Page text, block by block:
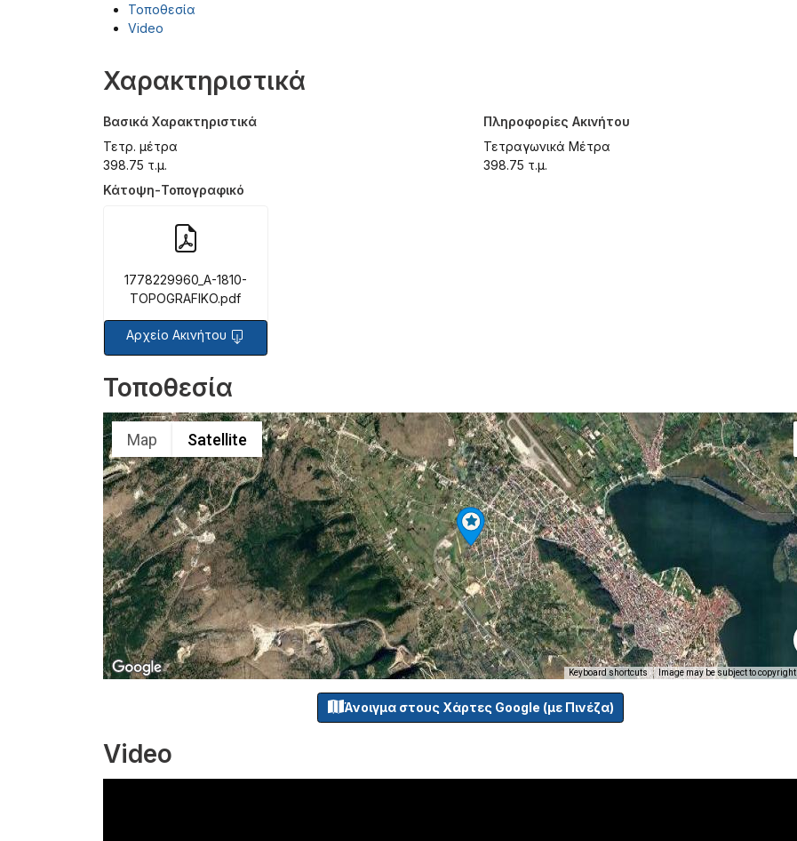
Τοποθεσία
Video
Χαρακτηριστικά
Βασικά Χαρακτηριστικά
Τετρ. μέτρα
398.75 τ.μ.
Πληροφορίες Ακινήτου
Τετραγωνικά Μέτρα
398.75 τ.μ.
Κάτοψη-Τοπογραφικό
1778229960_A-1810-
TOPOGRAFIKO.pdf
Αρχείο Ακινήτου
Τοποθεσία
Map Satellite
Keyboard shortcuts Image may be subject to copyright
Άνοιγμα στους Χάρτες Google (με Πινέζα)
Video